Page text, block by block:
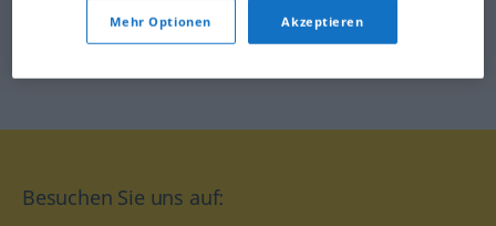
Hauptsache
Besuchen Sie uns auf:
Mehr Optionen Akzeptieren